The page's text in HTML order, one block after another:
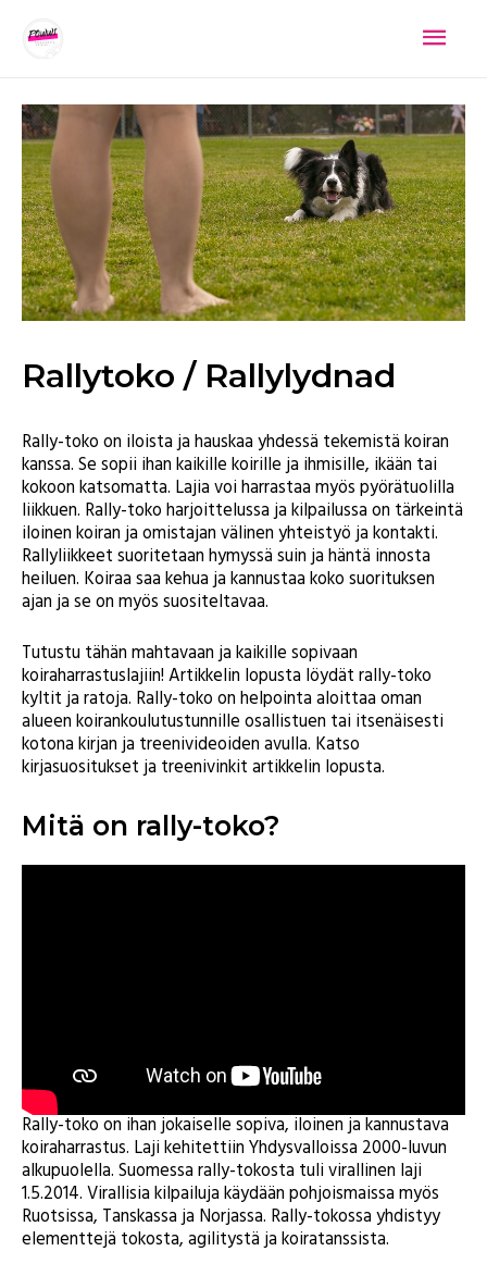
Rallytoko / Rallylydnad
Rally-toko on iloista ja hauskaa yhdessä tekemistä koiran
kanssa. Se sopii ihan kaikille koirille ja ihmisille, ikään tai
kokoon katsomatta. Lajia voi harrastaa myös pyörätuolilla
liikkuen. Rally-toko harjoittelussa ja kilpailussa on tärkeintä
iloinen koiran ja omistajan välinen yhteistyö ja kontakti.
Rallyliikkeet suoritetaan hymyssä suin ja häntä innosta
heiluen. Koiraa saa kehua ja kannustaa koko suorituksen
ajan ja se on myös suositeltavaa.
Tutustu tähän mahtavaan ja kaikille sopivaan
koiraharrastuslajiin! Artikkelin lopusta löydät rally-toko
kyltit ja ratoja. Rally-toko on helpointa aloittaa oman
alueen koirankoulutustunnille osallistuen tai itsenäisesti
kotona kirjan ja treenivideoiden avulla. Katso
kirjasuositukset ja treenivinkit artikkelin lopusta.
Mitä on rally-toko?
Rally-toko on ihan jokaiselle sopiva, iloinen ja kannustava
koiraharrastus. Laji kehitettiin Yhdysvalloissa 2000-luvun
alkupuolella. Suomessa rally-tokosta tuli virallinen laji
1.5.2014. Virallisia kilpailuja käydään pohjoismaissa myös
Ruotsissa, Tanskassa ja Norjassa. Rally-tokossa yhdistyy
elementtejä tokosta, agilitystä ja koiratanssista.